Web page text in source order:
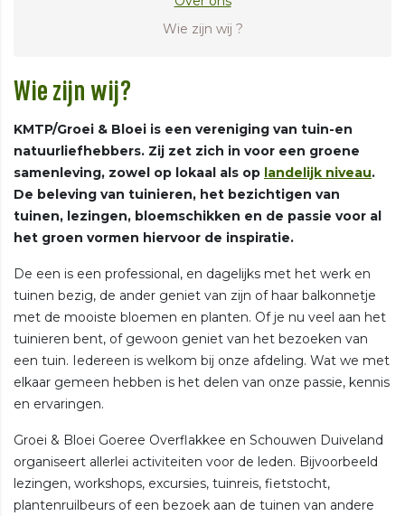
Wie zijn wij ?
Wie zijn wij?
KMTP/Groei & Bloei is een vereniging van tuin-en
natuurliefhebbers. Zij zet zich in voor een groene
samenleving, zowel op lokaal als op landelijk niveau.
De beleving van tuinieren, het bezichtigen van
tuinen, lezingen, bloemschikken en de passie voor al
het groen vormen hiervoor de inspiratie.
De een is een professional, en dagelijks met het werk en
tuinen bezig, de ander geniet van zijn of haar balkonnetje
met de mooiste bloemen en planten. Of je nu veel aan het
tuinieren bent, of gewoon geniet van het bezoeken van
een tuin. Iedereen is welkom bij onze afdeling. Wat we met
elkaar gemeen hebben is het delen van onze passie, kennis
en ervaringen.
Groei & Bloei Goeree Overflakkee en Schouwen Duiveland
organiseert allerlei activiteiten voor de leden. Bijvoorbeeld
lezingen, workshops, excursies, tuinreis, fietstocht,
plantenruilbeurs of een bezoek aan de tuinen van andere